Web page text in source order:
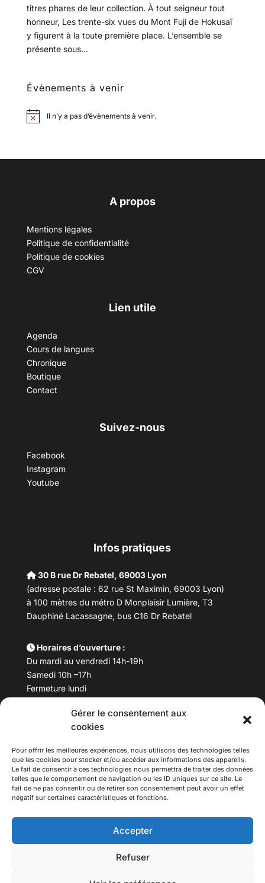
Gérer le consentement aux
cookies
Pour offrir les meilleures expériences, nous utilisons des technologies telles
que les cookies pour stocker et/ou accéder aux informations des appareils.
Le fait de consentir à ces technologies nous permettra de traiter des données
telles que le comportement de navigation ou les ID uniques sur ce site. Le
fait de ne pas consentir ou de retirer son consentement peut avoir un effet
négatif sur certaines caractéristiques et fonctions.
Accepter
Refuser
titres phares de leur collection. À tout seigneur tout
honneur, Les trente-six vues du Mont Fuji de Hokusaï
y figurent à la toute première place. L’ensemble se
présente sous...
Évènements à venir
Il n’y a pas d’évènements à venir.
A propos
Mentions légales
Politique de confidentialité
Politique de cookies
CGV
Lien utile
Agenda
Cours de langues
Chronique
Boutique
Contact
Suivez-nous
Facebook
Instagram
Youtube
Infos pratiques
30 B rue Dr Rebatel, 69003 Lyon
(adresse postale : 62 rue St Maximin, 69003 Lyon)
à 100 mètres du métro D Monplaisir Lumière, T3
Dauphiné Lacassagne, bus C16 Dr Rebatel
Horaires d’ouverture :
Du mardi au vendredi 14h-19h
Samedi 10h –17h
Fermeture lundi
Téléphone : 04 78 53 06 40
maisondesculturesasiatiques@asiexpo.com